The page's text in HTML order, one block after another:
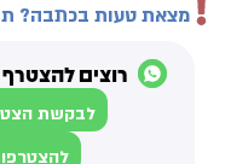
מצאת טעות בכתבה?
רוצים
לבקשת